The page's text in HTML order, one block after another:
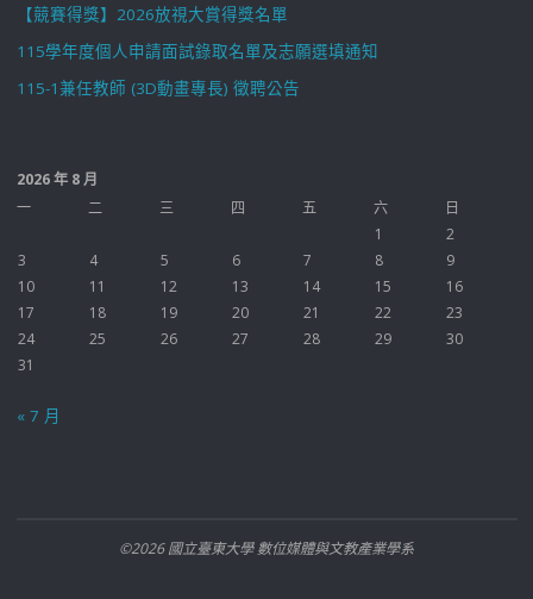
【競賽得獎】2026放視大賞得獎名單
115學年度個人申請面試錄取名單及志願選填通知
115-1兼任教師 (3D動畫專長) 徵聘公告
2026 年 8 月
一
二 三 四 五 六
日
1
2
3
4 5 6 7 8
9
10
11 12 13 14 15
16
17
18 19 20 21 22
23
24
25 26 27 28 29
30
31
« 7 月
©2026 國立臺東大學 數位媒體與文教產業學系